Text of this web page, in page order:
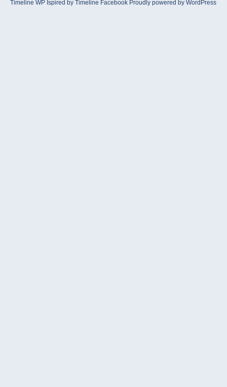
Timeline WP Ispired byTimeline Facebook Proudly powered by WordPress